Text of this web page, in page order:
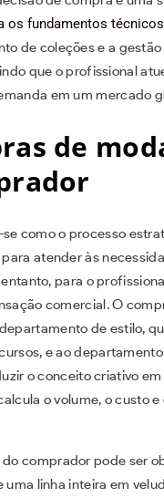
os fundamentos técnicos
de coleções e a
que o profissional
em um mercado
de
como o processo
atender às
para o
comercial. O
de estilo,
e ao
o conceito criativo
o volume, o custo
comprador pode ser
linha inteira em